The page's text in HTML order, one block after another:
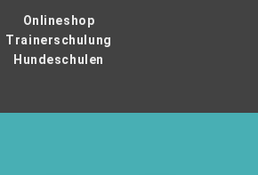
Onlineshop
Trainerschulung
Hundeschulen